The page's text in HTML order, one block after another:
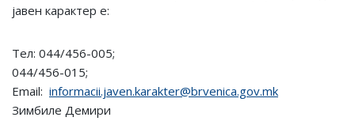
јавен карактер е:
Тел: 044/456-005;
044/456-015;
Email: informacii.javen.karakter@brvenica.gov.mk
Зимбиле Демири